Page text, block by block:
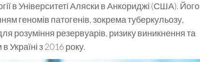
в Університеті Аляски в Анкориджі (США). Його
геномів патогенів, зокрема туберкульозу,
розуміння резервуарів, ризику виникнення та
Україні з 2016 року.